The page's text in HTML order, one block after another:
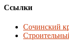
Ссылки
Сочинский